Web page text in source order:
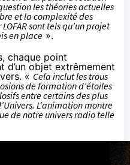
les théories actuelles
et la complexité des
sont tels qu’un projet
en place ».
chaque point
d’un objet extrêmement
« Cela inclut les trous
de formation d’étoiles
entre certains des plus
L’animation montre
de notre univers radio telle